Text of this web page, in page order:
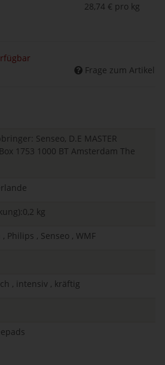
28,74 € pro kg
Frage zum Artikel
Senseo, D.E MASTER
1753 1000 BT Amsterdam The
kg
Philips , Senseo , WMF
, intensiv , kräftig